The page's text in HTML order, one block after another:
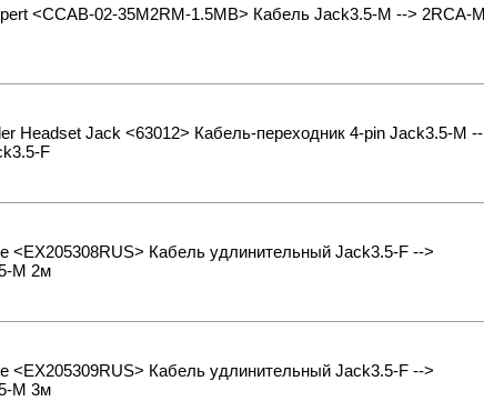
<CCAB-02-35M2RM-1.5MB> Кабель Jack3.5-M --> 2RCA-M
Headset Jack <63012> Кабель-переходник 4-pin Jack3.5-M --
F
<EX205308RUS> Кабель удлинительный Jack3.5-F -->
M 2м
<EX205309RUS> Кабель удлинительный Jack3.5-F -->
M 3м